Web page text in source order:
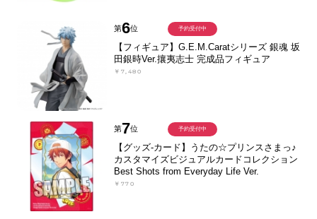
第6位
【フィギュア】G.E.M.Caratシリーズ 銀魂 坂
田銀時Ver.攘夷志士 完成品フィギュア
￥7,480
予約受付中
第7位
【グッズ-カード】うたの☆プリンスさまっ♪
カスタマイズビジュアルカードコレクション
Best Shots from Everyday Life Ver.
￥770
予約受付中